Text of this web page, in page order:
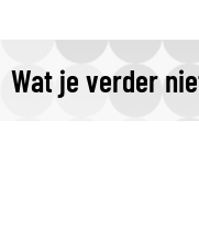
Wat je verder